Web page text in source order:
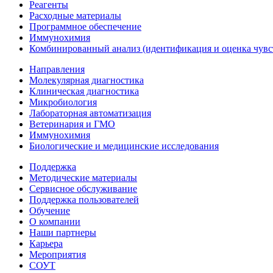
Реагенты
Расходные материалы
Программное обеспечение
Иммунохимия
Комбинированный анализ (идентификация и оценка
Направления
Молекулярная диагностика
Клиническая диагностика
Микробиология
Лабораторная автоматизация
Ветеринария и ГМО
Иммунохимия
Биологические и медицинские исследования
Поддержка
Методические материалы
Сервисное обслуживание
Поддержка пользователей
Обучение
О компании
Наши партнеры
Карьера
Мероприятия
СОУТ